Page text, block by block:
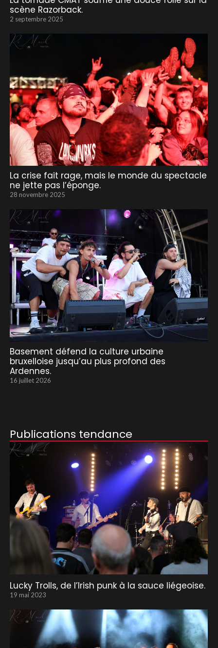
scène Razorback.
2 septembre 2025
La crise fait rage, mais le monde du spectacle
ne jette pas l’éponge.
28 novembre 2025
Basement défend la culture urbaine
bruxelloise jusqu’au plus profond des
Ardennes.
16 juillet 2026
Publications tendance
Lucky Trolls, de l’Irish punk à la sauce liégeoise.
19 mai 2023